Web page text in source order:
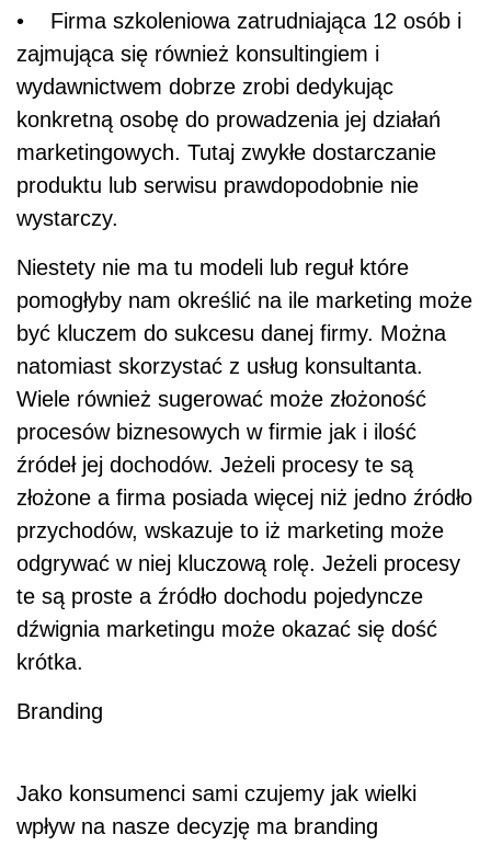
• Firma szkoleniowa zatrudniająca 12 osób i
zajmująca się również konsultingiem i
wydawnictwem dobrze zrobi dedykując
konkretną osobę do prowadzenia jej działań
marketingowych. Tutaj zwykłe dostarczanie
produktu lub serwisu prawdopodobnie nie
wystarczy.
Niestety nie ma tu modeli lub reguł które
pomogłyby nam określić na ile marketing może
być kluczem do sukcesu danej firmy. Można
natomiast skorzystać z usług konsultanta.
Wiele również sugerować może złożoność
procesów biznesowych w firmie jak i ilość
źródeł jej dochodów. Jeżeli procesy te są
złożone a firma posiada więcej niż jedno źródło
przychodów, wskazuje to iż marketing może
odgrywać w niej kluczową rolę. Jeżeli procesy
te są proste a źródło dochodu pojedyncze
dźwignia marketingu może okazać się dość
krótka.
Branding
Jako konsumenci sami czujemy jak wielki
wpływ na nasze decyzję ma branding